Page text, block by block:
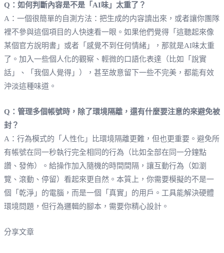
Q：如何判斷內容是不是「AI味」太重了？
A：一個很簡單的自測方法：把生成的内容讀出來，或者讓你團隊
裡不參與這個項目的人快速看一眼。如果他們覺得「這聽起來像
某個官方說明書」或者「感覺不到任何情緒」，那就是AI味太重
了。加入一些個人化的觀察、輕微的口語化表達（比如「說實
話」、「我個人覺得」），甚至故意留下一些不完美，都能有效
沖淡這種味道。
Q：管理多個帳號時，除了環境隔離，還有什麼要注意的來避免被
封？
A：行為模式的「人性化」比環境隔離更難，但也更重要。避免所
有帳號在同一秒執行完全相同的行為（比如全部在同一分鐘點
讚、發佈）。給操作加入隨機的時間間隔，讓互動行為（如瀏
覽、滾動、停留）看起來更自然。本質上，你需要模擬的不是一
個「乾淨」的電腦，而是一個「真實」的用戶。工具能解決硬體
環境問題，但行為邏輯的腳本，需要你精心設計。
分享文章